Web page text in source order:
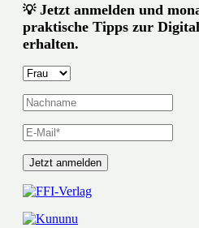
💡Jetzt anmelden und
praktische Tipps zur
erhalten.